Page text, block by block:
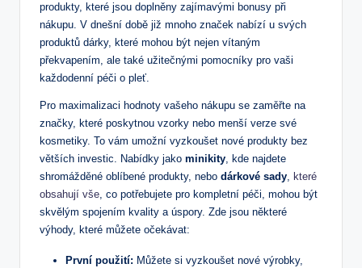
produkty, ⁤které jsou doplněny zajímavými bonusy při
nákupu. V dnešní době ⁣již mnoho značek‌ nabízí u⁣ svých
produktů dárky,⁤ které mohou být nejen vítaným​
překvapením,⁤ ale také užitečnými pomocníky pro‌ vaši
každodenní‍ péči o ⁣pleť.
Pro maximalizaci⁢ hodnoty ⁣vašeho nákupu se zaměřte na
značky, které poskytnou vzorky nebo menší verze své
kosmetiky.⁢ To vám umožní vyzkoušet nové produkty bez
větších investic. Nabídky jako minikity, kde‌ najdete
shromážděné oblíbené produkty, nebo dárkové sady, které
obsahují vše, co⁤ potřebujete pro⁢ kompletní ⁤péči, mohou být
skvělým spojením kvality ​a⁢ úspory. Zde ⁤jsou ⁢některé
výhody, které můžete‍ očekávat:
První použití: Můžete‍ si vyzkoušet nové výrobky,